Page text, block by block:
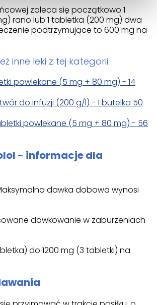
zaleca się początkowo 1
rano lub 1 tabletka (200 mg) dwa
podtrzymujące to 600 mg na
inne leki z tej kategorii:
powlekane (5 mg + 80 mg) - 14
do infuzji (200 g/l) - 1 butelka 50
powlekane (5 mg + 80 mg) - 56
- informacje dla
dawka dobowa wynosi
dawkowanie w zaburzeniach
do 1200 mg (3 tabletki) na